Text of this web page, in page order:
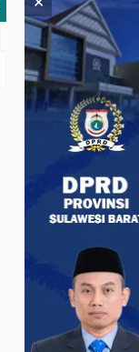
Lifestyle
#featured #Polda